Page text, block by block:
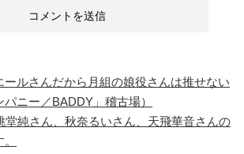
ールさんだから月組の娘役さんは推せない
ニー／BADDY」稽古場）
堂純さん、秋奈るいさん、天飛華音さんの